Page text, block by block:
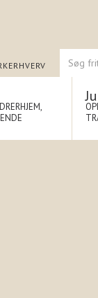
ERHVERV